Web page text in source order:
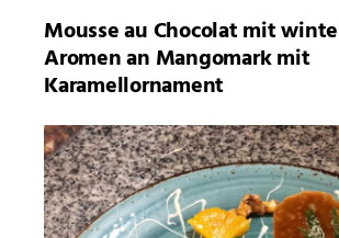
Mousse au Chocolat mit
Aromen an Mangomark mit
Karamellornament